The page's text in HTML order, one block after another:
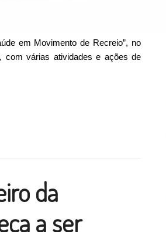
em Movimento de Recreio”, no
com várias atividades e ações de
de Recreio” no próximo sábado
da
a ser